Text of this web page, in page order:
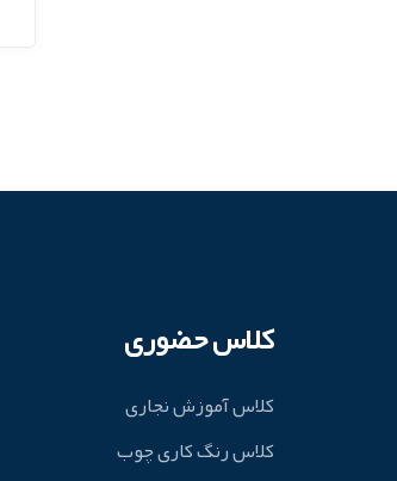
کلاس حضوری
کلاس آموزش نجاری
کلاس رنگ کاری چوب